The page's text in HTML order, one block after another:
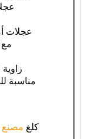
4.
5.
زاوية
6.50 كلغ مصنع